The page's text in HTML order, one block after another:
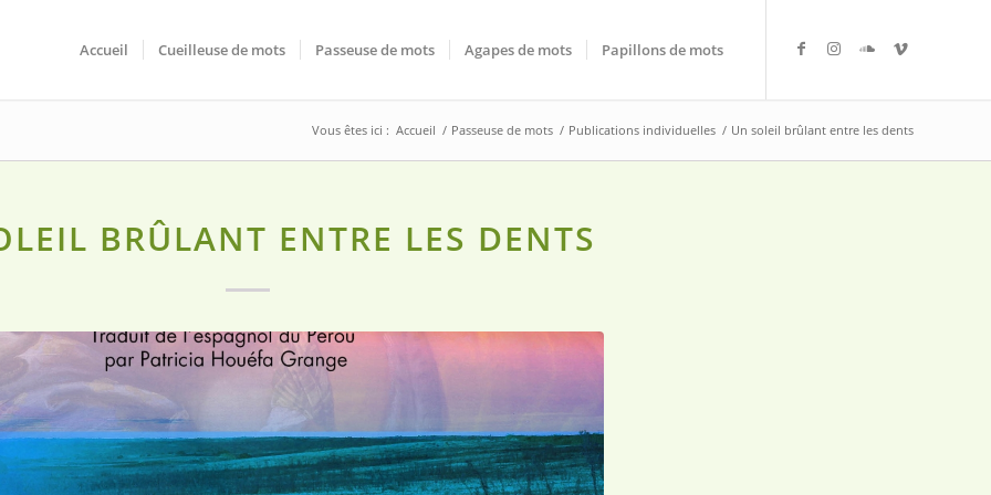
Accueil Cueilleuse de mots Passeuse de mots Agapes de mots Papillons de mots
Vous êtes ici : Accueil / Passeuse de mots / Publications individuelles / Un soleil brûlant entre les dents
BRÛLANT ENTRE LES DENTS